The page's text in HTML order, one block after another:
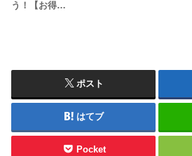
う！【お得…
ポスト
はてブ
Pocket